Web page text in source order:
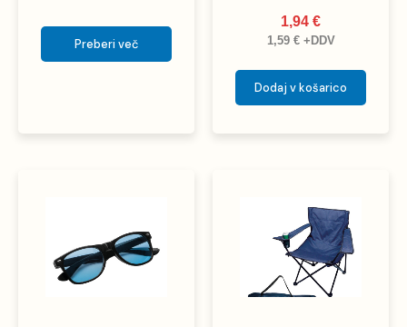
Preberi več
1,94 €
1,59 €+DDV
Dodaj v košarico